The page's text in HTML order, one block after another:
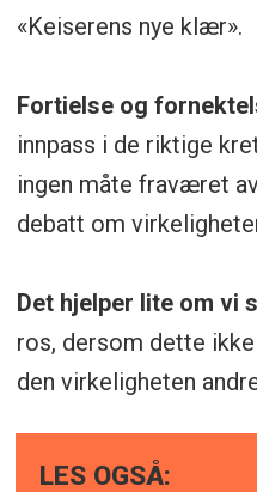
«Keiserens nye klær».
Fortielse og
innpass i de riktige
ingen måte fraværet
debatt om
Det hjelper lite om vi
ros, dersom dette
den virkeligheten
LES OGSÅ: